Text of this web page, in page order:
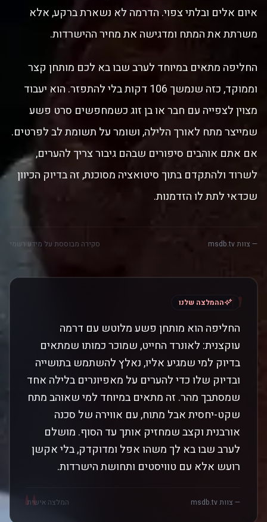
איום אלים ובלתי צפוי. הדרמה לא נשארת ברקע, אלא
משרתת את המתח ומדגישה את מחיר ההישרדות.
החליפה מתאים במיוחד לערב שבו בא לכם מותחן קצר
וממוקד, כזה שנמשך 106 דקות בלי להתפזר. הוא יעבוד
מצוין לצפייה עם חבר או בן זוג כשמחפשים סרט פשע
שמייצר מתח לאורך הלילה, ושומר על תשומת לב לפרטים.
אם אתם אוהבים סיפורים שבהם גיבור צריך להערים,
לשרוד ולהתקדם בתוך סיטואציה מסוכנת, זה בדיוק הכיוון
שכדאי לתת לו הזדמנות.
— צוות msdb.tv סקירה מבוססת על מידע רשמי
"
"
ההמלצה שלנו
החליפה הוא מותחן פשע מלוטש עם דרמה
עוקצנית: לאונרד החייט, שמוכר כמותו שמתאים
בדיוק למי שמגיע אליו, נאלץ להשתמש בתושייה
ובדיוק שלו כדי להערים על מאפיונרים בלילה אחד
שמסתבך מהר. זה מתאים במיוחד למי שאוהב מתח
שקט-יחסית אבל מתוח, עם אווירה של סכנה
אורבנית וקצב שמחזיק אותך עד הסוף. מושלם
לערב שבו בא לך משהו אפל ומדוקדק, בלי אקשן
רועש אלא עם טוויסטים ותחושת הישרדות.
— צוות msdb.tv המלצה אישית